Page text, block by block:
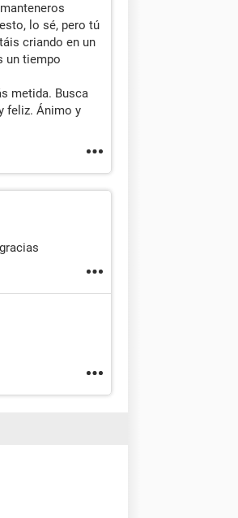
lo sé, pero tú
criando en un
un tiempo
metida. Busca
feliz. Ánimo y